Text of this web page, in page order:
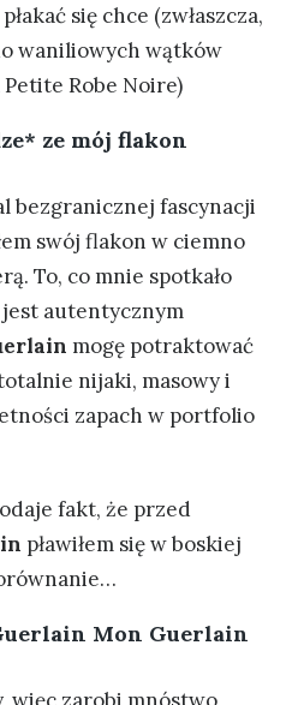
się chce (zwłaszcza,
waniliowych wątków
Robe Noire)
ze mój flakon
bezgranicznej fascynacji
swój flakon w ciemno
To, co mnie spotkało
autentycznym
mogę potraktować
nijaki, masowy i
zapach w portfolio
fakt, że przed
pławiłem się w boskiej
Mon Guerlain